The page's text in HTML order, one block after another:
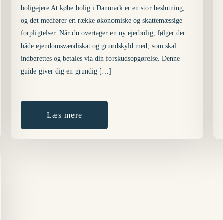
boligejere At købe bolig i Danmark er en stor beslutning,
og det medfører en række økonomiske og skattemæssige
forpligtelser. Når du overtager en ny ejerbolig, følger der
både ejendomsværdiskat og grundskyld med, som skal
indberettes og betales via din forskudsopgørelse. Denne
guide giver dig en grundig […]
Læs mere